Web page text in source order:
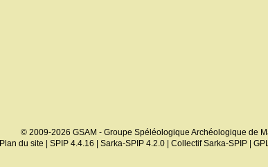
© 2009-2026 GSAM - Groupe Spéléologique Archéologique de
Plan du site
SPIP 4.4.16 Sarka-SPIP 4.2.0| Collectif Sarka-SPIP|